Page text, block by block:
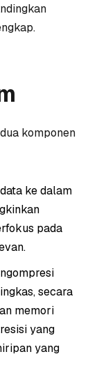
komponen
ke dalam
pada
secara
memori
yang
yang